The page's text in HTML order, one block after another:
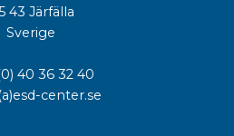
43 Järfälla
Sverige
40 36 32 40
center.se